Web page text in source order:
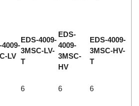
4009-
LV
EDS-4009-
3MSC-LV-
T
EDS-
4009-
3MSC-
HV
EDS-4009-
3MSC-HV-
T
6 6 6